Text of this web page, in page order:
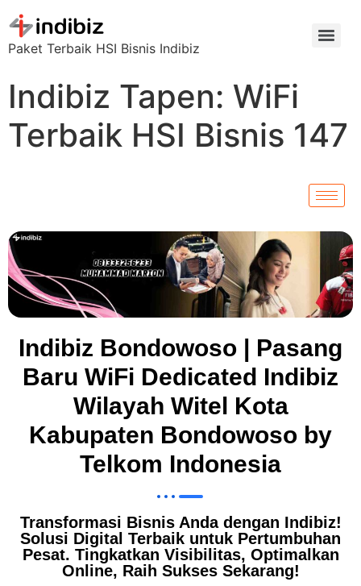
Paket Terbaik HSI Bisnis Indibiz
Indibiz Tapen: WiFi
Terbaik HSI Bisnis 147
Indibiz Bondowoso | Pasang
Baru WiFi Dedicated Indibiz
Wilayah Witel Kota
Kabupaten Bondowoso by
Telkom Indonesia
Transformasi Bisnis Anda dengan Indibiz!
Solusi Digital Terbaik untuk Pertumbuhan
Pesat. Tingkatkan Visibilitas, Optimalkan
Online, Raih Sukses Sekarang!